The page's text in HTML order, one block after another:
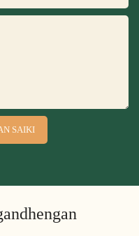
SAIKI